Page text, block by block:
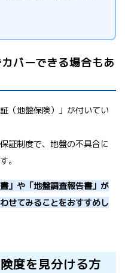
バーできる場合もあ
（地盤保険）」が付いてい
証制度で、地盤の不具合に
。
」や「地盤調査報告書」が
せてみることをおすすめし
度を見分ける方